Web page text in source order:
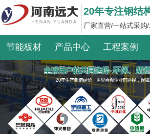
20年专注钢结
厂家直营/一站式采购
节能板材 产品中心 工程案例